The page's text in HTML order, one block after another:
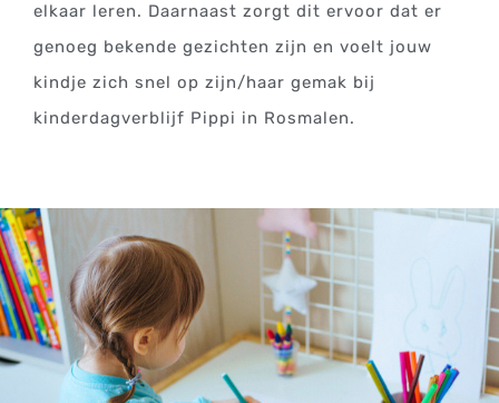
elkaar leren. Daarnaast zorgt dit ervoor dat er
genoeg bekende gezichten zijn en voelt jouw
kindje zich snel op zijn/haar gemak bij
kinderdagverblijf Pippi in Rosmalen.